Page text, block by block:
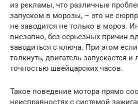
из рекламы, что различные
запуском в морозы, – это не
не заводится не только в мороз.
внезапно, без серьезных причин
заводиться с ключа. При этом
толкнуть, двигатель запускается и
точностью швейцарских часов.
Такое поведение мотора прямо
неисправностях с системой